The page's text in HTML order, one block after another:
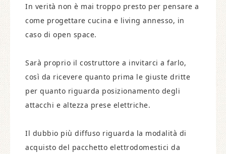
In verità non è mai troppo presto per pensare a
come progettare cucina e living annesso, in
caso di open space.
Sarà proprio il costruttore a invitarci a farlo,
così da ricevere quanto prima le giuste dritte
per quanto riguarda posizionamento degli
attacchi e altezza prese elettriche.
Il dubbio più diffuso riguarda la modalità di
acquisto del pacchetto elettrodomestici da